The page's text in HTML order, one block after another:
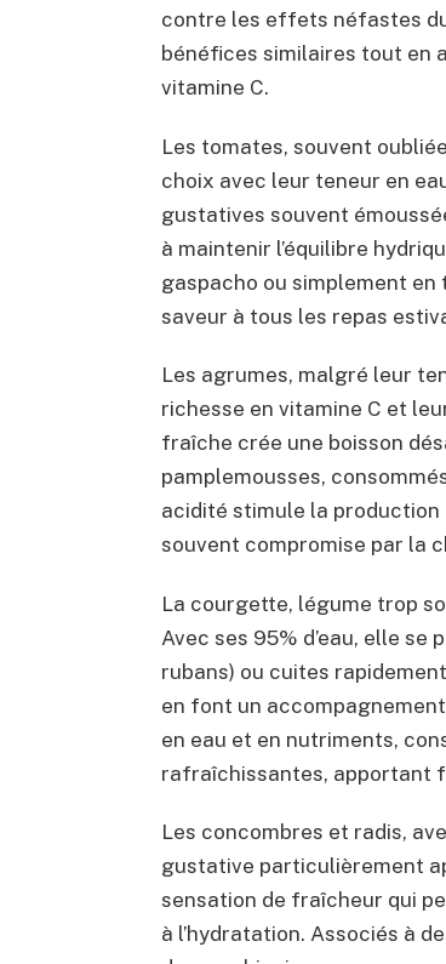
contre les effets néfastes
bénéfices similaires tout en
vitamine C.
Les tomates, souvent
choix avec leur teneur en
gustatives souvent
à maintenir l’équilibre
gaspacho ou simplement
saveur à tous les repas
Les agrumes, malgré leur
richesse en vitamine C et
fraîche crée une boisson
pamplemousses,
acidité stimule la production
souvent compromise par la
La courgette, légume trop
Avec ses 95% d’eau, elle
rubans) ou cuites
en font un
en eau et en nutriments,
rafraîchissantes, apportant
Les concombres et radis,
gustative particulièrement
sensation de fraîcheur qui
à l’hydratation. Associés à